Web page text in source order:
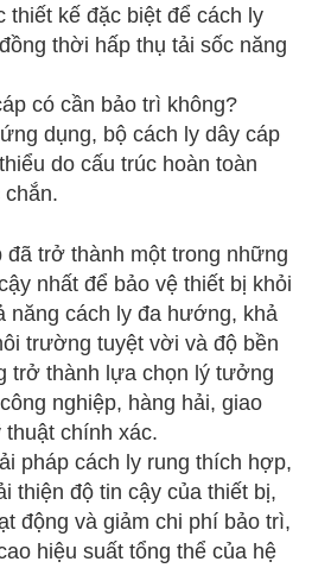
kế đặc biệt để cách ly
thời hấp thụ tải sốc năng
có cần bảo trì không?
dụng, bộ cách ly dây cáp
do cấu trúc hoàn toàn
chắn.
đã trở thành một trong những
nhất để bảo vệ thiết bị khỏi
năng cách ly đa hướng, khả
trường tuyệt vời và độ bền
trở thành lựa chọn lý tưởng
nghiệp, hàng hải, giao
chính xác.
pháp cách ly rung thích hợp,
thiện độ tin cậy của thiết bị,
động và giảm chi phí bảo trì,
hiệu suất tổng thể của hệ